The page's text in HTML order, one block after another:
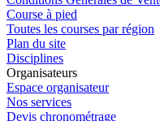
Course à pied
Toutes les courses par région
Plan du site
Disciplines
Organisateurs
Espace organisateur
Nos services
Devis chronométrage